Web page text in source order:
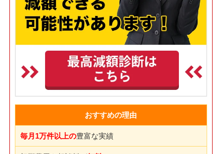
おすすめの理由
毎月1万件以上の豊富な実績